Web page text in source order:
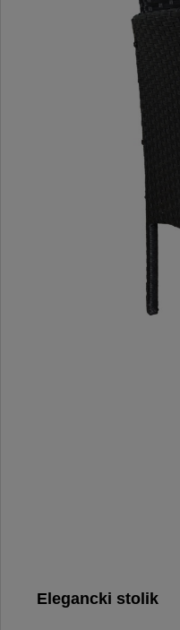
Elegancki stolik